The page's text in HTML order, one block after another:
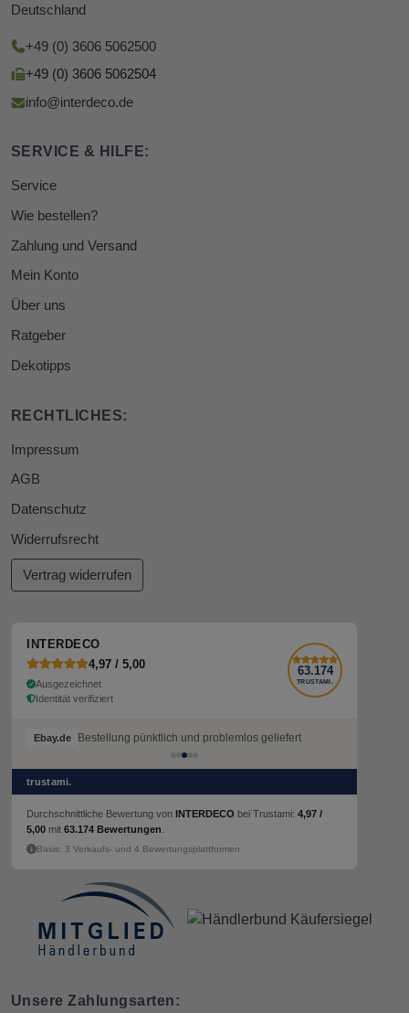
Deutschland
+49 (0) 3606 5062500
+49 (0) 3606 5062504
info@interdeco.de
SERVICE & HILFE:
Service
Wie bestellen?
Zahlung und Versand
Mein Konto
Über uns
Ratgeber
Dekotipps
RECHTLICHES:
Impressum
AGB
Datenschutz
Widerrufsrecht
Vertrag widerrufen
INTERDECO
4,97 / 5,00
Ausgezeichnet
Identität verifiziert
63.174
TRUSTAMI.
Ebay.de Bestellung pünktlich und problemlos geliefert
trustami.
Durchschnittliche Bewertung von INTERDECO bei Trustami: 4,97 /
5,00 mit 63.174 Bewertungen
Basis: 3 Verkaufs- und 4 Bewertungsplattformen
Unsere Zahlungsarten: